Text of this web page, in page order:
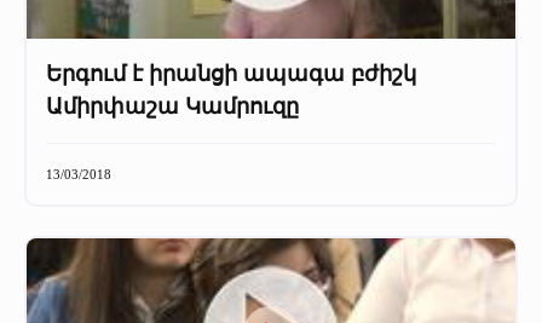
Երգում է իրանցի ապագա բժիշկ
Ամիրփաշա Կամրուզը
13/03/2018